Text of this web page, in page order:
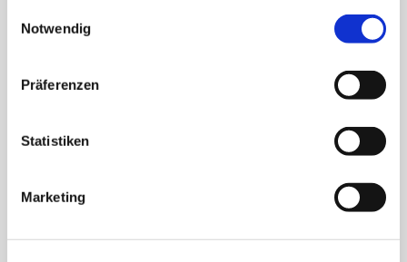
Notwendig
Präferenzen
Statistiken
Marketing